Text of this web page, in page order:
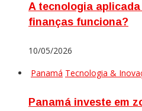
A tecnologia
finanças funciona?
10/05/2026
Panamá Tecnologia &
Panamá investe em